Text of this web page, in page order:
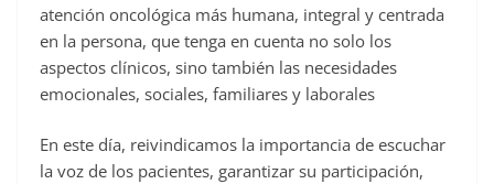
o
k
atención oncológica más humana, integral y centrada
en la persona, que tenga en cuenta no solo los
aspectos clínicos, sino también las necesidades
emocionales, sociales, familiares y laborales
En este día, reivindicamos la importancia de escuchar
la voz de los pacientes, garantizar su participación,